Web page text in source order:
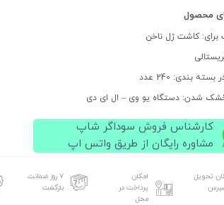
محصول
برای: کاشت ژل ناخن
بندی: 240 عدد
شدن: دستگاه یو وی – ال ای دی
کارشناس فروش سوداگر شاپ
مشاوره رایگان از طریق واتس اپ
تحویل
امکان
پرداخت در
محل
۷ روز ضمانت
بازگشت